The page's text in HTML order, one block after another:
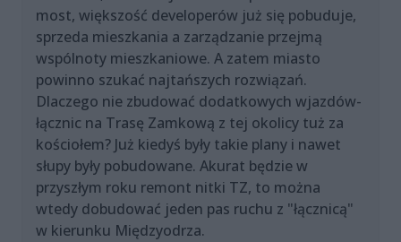
most, większość developerów już się pobuduje,
sprzeda mieszkania a zarządzanie przejmą
wspólnoty mieszkaniowe. A zatem miasto
powinno szukać najtańszych rozwiązań.
Dlaczego nie zbudować dodatkowych wjazdów-
łącznic na Trasę Zamkową z tej okolicy tuż za
kościołem? Już kiedyś były takie plany i nawet
słupy były pobudowane. Akurat będzie w
przyszłym roku remont nitki TZ, to można
wtedy dobudować jeden pas ruchu z "łącznicą"
w kierunku Międzyodrza.